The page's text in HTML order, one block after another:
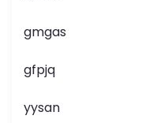
gmgas
gfpjq
yysan